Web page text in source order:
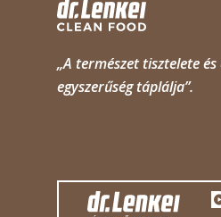
„A természet tisztelete és
egyszerűség táplálja”.